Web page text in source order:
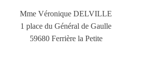
Mme Véronique DELVILLE
1 place du Général de Gaulle
59680 Ferrière la Petite